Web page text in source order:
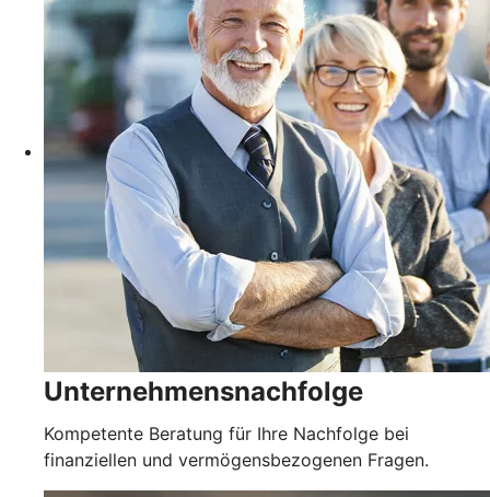
Unternehmensnachfolge
Kompetente Beratung für Ihre Nachfolge bei
finanziellen und vermögensbezogenen Fragen.